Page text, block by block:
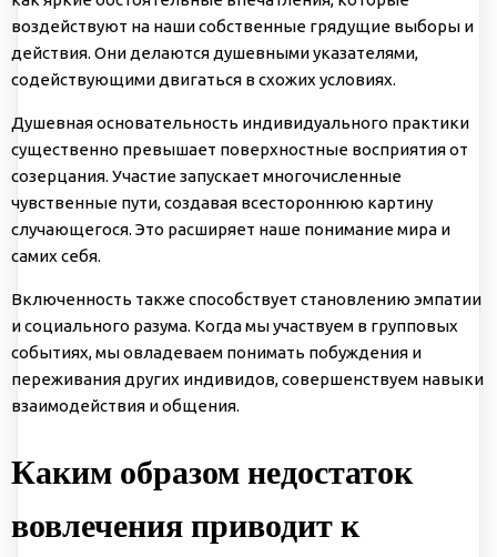
воздействуют на наши собственные грядущие выборы и
действия. Они делаются душевными указателями,
содействующими двигаться в схожих условиях.
Душевная основательность индивидуального практики
существенно превышает поверхностные восприятия от
созерцания. Участие запускает многочисленные
чувственные пути, создавая всестороннюю картину
случающегося. Это расширяет наше понимание мира и
самих себя.
Включенность также способствует становлению эмпатии
и социального разума. Когда мы участвуем в групповых
событиях, мы овладеваем понимать побуждения и
переживания других индивидов, совершенствуем навыки
взаимодействия и общения.
Каким образом недостаток
вовлечения приводит к